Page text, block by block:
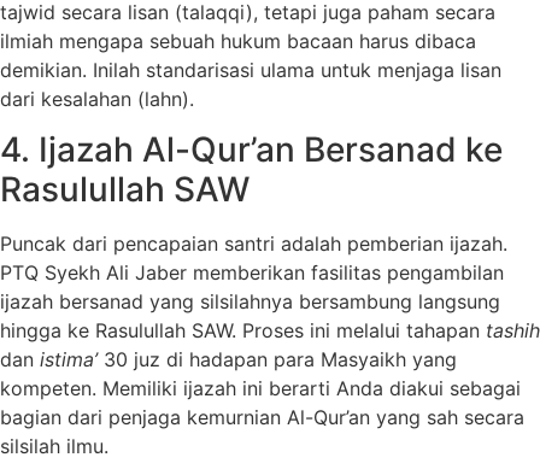
tajwid secara lisan (talaqqi), tetapi juga paham secara
ilmiah mengapa sebuah hukum bacaan harus dibaca
demikian. Inilah standarisasi ulama untuk menjaga lisan
dari kesalahan (lahn).
4. Ijazah Al-Qur’an Bersanad ke
Rasulullah SAW
Puncak dari pencapaian santri adalah pemberian ijazah.
PTQ Syekh Ali Jaber memberikan fasilitas pengambilan
ijazah bersanad yang silsilahnya bersambung langsung
hingga ke Rasulullah SAW. Proses ini melalui tahapan tashih
dan istima’30 juz di hadapan para Masyaikh yang
kompeten. Memiliki ijazah ini berarti Anda diakui sebagai
bagian dari penjaga kemurnian Al-Qur’an yang sah secara
silsilah ilmu.